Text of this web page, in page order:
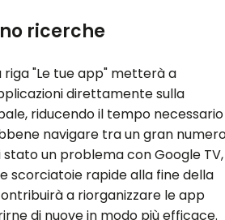
ricerche
riga "Le tue app" metterà a
direttamente sulla
riducendo il tempo necessario
navigare tra un gran
stato un problema con Google TV,
scorciatoie rapide alla fine della
a riorganizzare le app
di nuove in modo più efficace.